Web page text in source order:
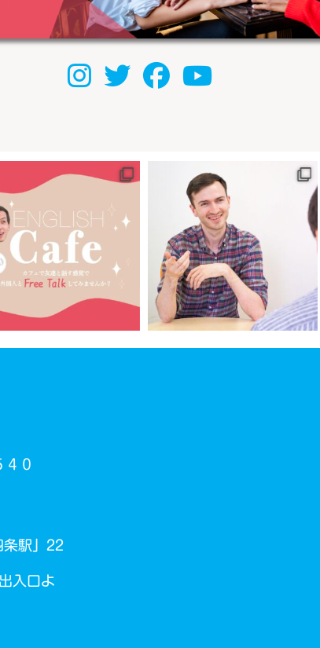
０
条駅」22
入口よ